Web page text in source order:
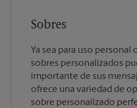
Sobres
Ya sea para uso personal
sobres personalizados
importante de sus
ofrece una variedad de
sobre personalizado